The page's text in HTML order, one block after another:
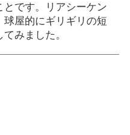
とです。リアシーケン
球屋的にギリギリの短
みました。